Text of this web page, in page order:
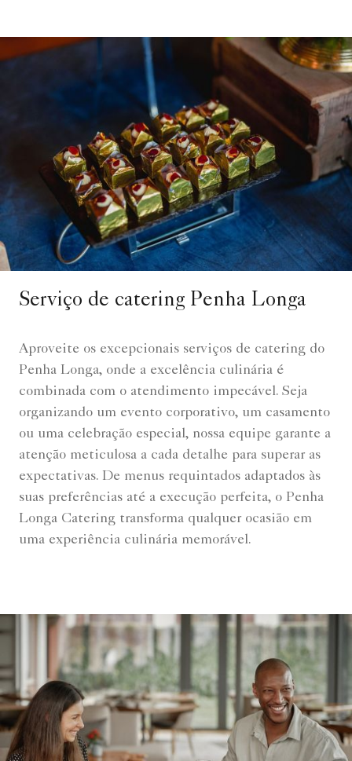
Serviço de catering Penha Longa
Aproveite os excepcionais serviços de catering do
Penha Longa, onde a excelência culinária é
combinada com o atendimento impecável. Seja
organizando um evento corporativo, um casamento
ou uma celebração especial, nossa equipe garante a
atenção meticulosa a cada detalhe para superar as
expectativas. De menus requintados adaptados às
suas preferências até a execução perfeita, o Penha
Longa Catering transforma qualquer ocasião em
uma experiência culinária memorável.